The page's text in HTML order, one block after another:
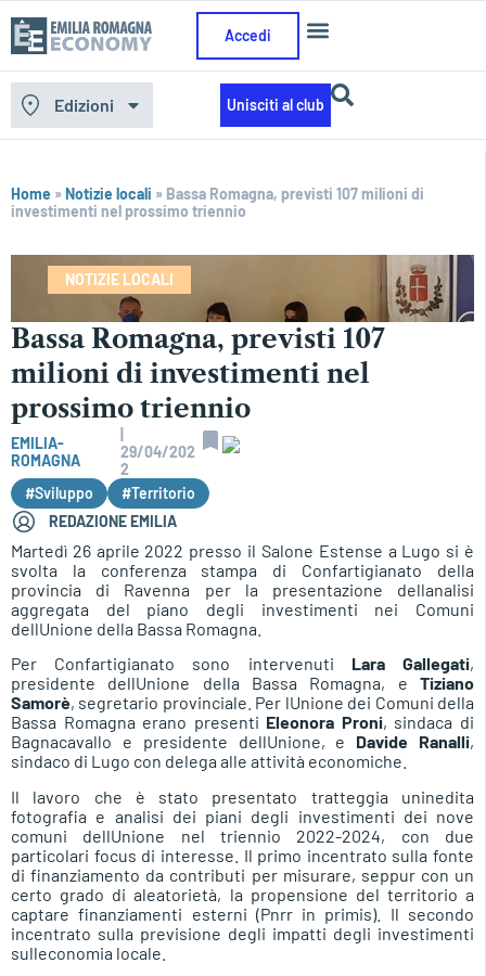
Accedi
Edizioni Unisciti al club
Home »Notizie locali » Bassa Romagna, previsti 107 milioni di
investimenti nel prossimo triennio
NOTIZIE LOCALI
Bassa Romagna, previsti 107
milioni di investimenti nel
prossimo triennio
EMILIA-
ROMAGNA
29/04/202
2
#Sviluppo
#Territorio
REDAZIONE EMILIA
Martedì 26 aprile 2022 presso il Salone Estense a Lugo si è
svolta la conferenza stampa di Confartigianato della
provincia di Ravenna per la presentazione dellanalisi
aggregata del piano degli investimenti nei Comuni
dellUnione della Bassa Romagna.
Per Confartigianato sono intervenuti Lara Gallegati,
presidente dellUnione della Bassa Romagna, e Tiziano
Samorè, segretario provinciale. Per lUnione dei Comuni della
Bassa Romagna erano presenti Eleonora Proni, sindaca di
Bagnacavallo e presidente dellUnione, e Davide Ranalli,
sindaco di Lugo con delega alle attività economiche.
Il lavoro che è stato presentato tratteggia uninedita
fotografia e analisi dei piani degli investimenti dei nove
comuni dellUnione nel triennio 2022-2024, con due
particolari focus di interesse. Il primo incentrato sulla fonte
di finanziamento da contributi per misurare, seppur con un
certo grado di aleatorietà, la propensione del territorio a
captare finanziamenti esterni (Pnrr in primis). Il secondo
incentrato sulla previsione degli impatti degli investimenti
sulleconomia locale.